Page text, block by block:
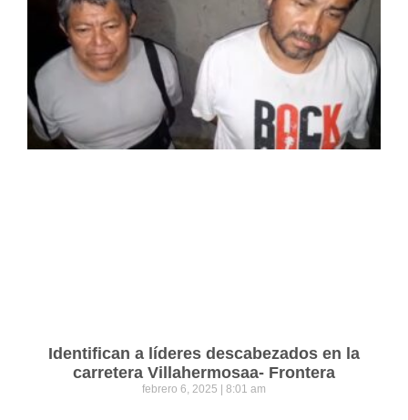
Identifican a líderes descabezados en la
carretera Villahermosaa- Frontera
febrero 6, 2025 8:01 am